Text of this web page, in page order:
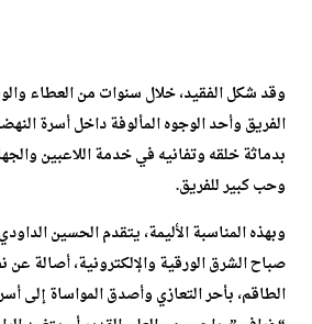
وقد شكل الفقيد، خلال سنوات من العطاء
الفريق وأحد الوجوه المألوفة داخل أسرة
بدماثة خلقه وتفانيه في خدمة اللاعبين
وحب كبير للفريق.
وبهذه المناسبة الأليمة، يتقدم الحسين
صباح الشرق الورقية والإلكترونية، أصالة
الطاقم، بأحر التعازي وأصدق المواساة إلى